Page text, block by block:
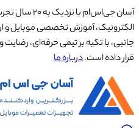
آسان جی‌اس‌ام
الکترونیک، آموزش تخصصی موبایل و
جانبی، با تکیه بر تیمی حرفه‌ای،
قرار داده است.درباره ما